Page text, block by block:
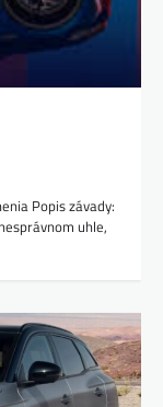
Popis závady:
uhle,